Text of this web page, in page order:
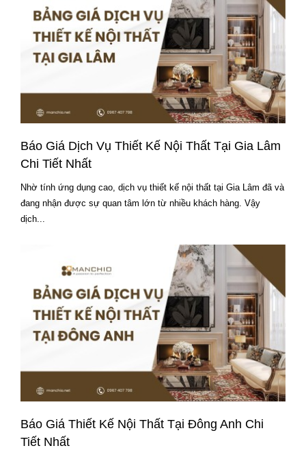
Báo Giá Dịch Vụ Thiết Kế Nội Thất Tại Gia Lâm
Chi Tiết Nhất
Nhờ tính ứng dụng cao, dịch vụ thiết kế nội thất tại Gia Lâm đã và
đang nhận được sự quan tâm lớn từ nhiều khách hàng. Vậy
dịch...
Báo Giá Thiết Kế Nội Thất Tại Đông Anh Chi
Tiết Nhất